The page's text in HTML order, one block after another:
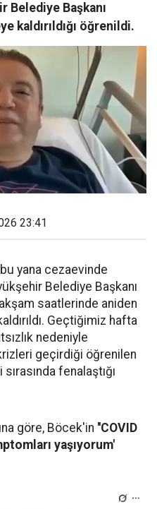
Belediye Başkanı
kaldırıldığı öğrenildi.
23:41
yana cezaevinde
Belediye Başkanı
saatlerinde aniden
Geçtiğimiz hafta
nedeniyle
geçirdiği öğrenilen
fenalaştığı
göre, Böcek'in ''COVID
yaşıyorum'